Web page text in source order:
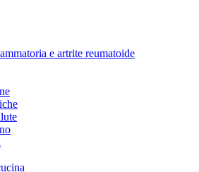
e artrite reumatoide